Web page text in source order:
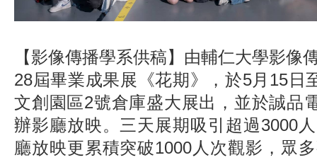
【影像傳播學系供稿】由輔仁大學影像
28屆畢業成果展《花期》，於5月15日
文創園區2號倉庫盛大展出，並於誠品
辦影廳放映。三天展期吸引超過3000
廳放映更累積突破1000人次觀影，眾